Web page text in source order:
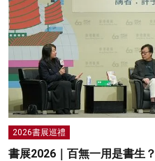
2026書展巡禮
書展2026｜百無一用是書生？